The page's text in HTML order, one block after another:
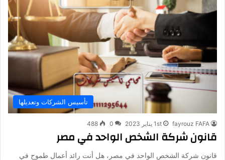
تأسيس الشركات وتعديلها
fayrouz FAFA 1st يناير 2023 0
488
قانون شركة الشخص الواحد في مصر
قانون شركة الشخص الواحد في مصر، هل أنت رائد أعمال طموح في